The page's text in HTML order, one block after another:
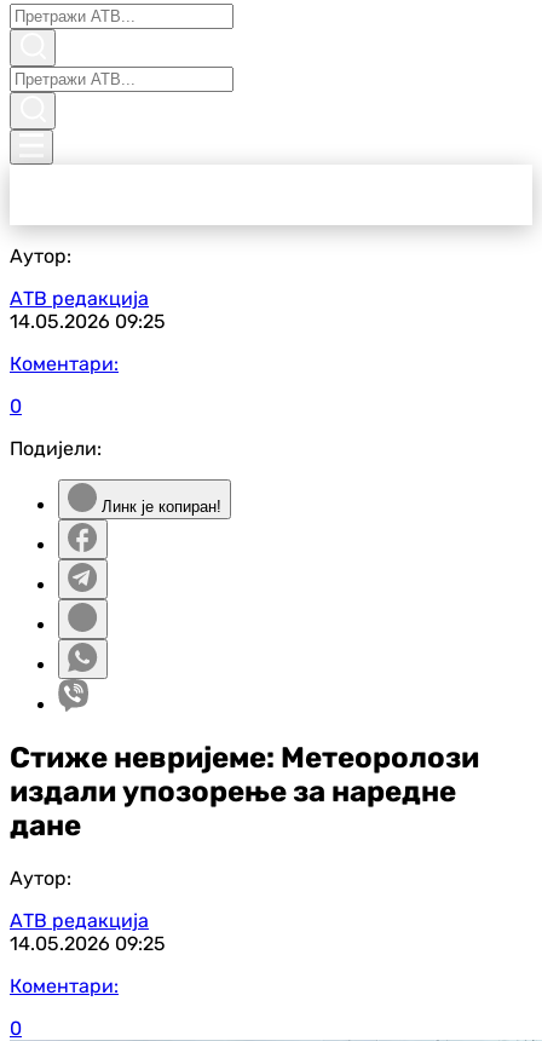
Аутор:
АТВ редакција
14.05.2026 09:25
Коментари:
0
Подијели:
Линк је копиран!
Стиже невријеме: Метеоролози
издали упозорење за наредне
дане
Аутор:
АТВ редакција
14.05.2026 09:25
Коментари:
0